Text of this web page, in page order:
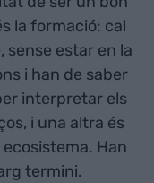
la formació: cal
sense estar en la
i han de saber
interpretar els
i una altra és
Han
termini.